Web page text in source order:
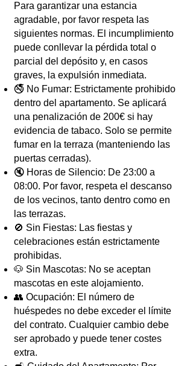
Para garantizar una estancia
agradable, por favor respeta las
siguientes normas. El incumplimiento
puede conllevar la pérdida total o
parcial del depósito y, en casos
graves, la expulsión inmediata.
🚭 No Fumar: Estrictamente prohibido
dentro del apartamento. Se aplicará
una penalización de 200€ si hay
evidencia de tabaco. Solo se permite
fumar en la terraza (manteniendo las
puertas cerradas).
🔇 Horas de Silencio: De 23:00 a
08:00. Por favor, respeta el descanso
de los vecinos, tanto dentro como en
las terrazas.
🚫 Sin Fiestas: Las fiestas y
celebraciones están estrictamente
prohibidas.
🐶 Sin Mascotas: No se aceptan
mascotas en este alojamiento.
👥 Ocupación: El número de
huéspedes no debe exceder el límite
del contrato. Cualquier cambio debe
ser aprobado y puede tener costes
extra.